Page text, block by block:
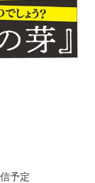
予定